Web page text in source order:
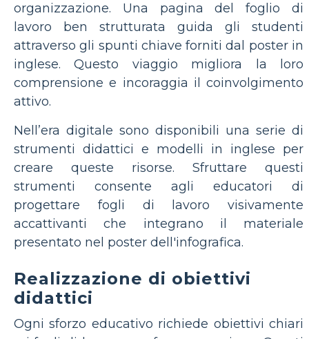
organizzazione. Una pagina del foglio di
lavoro ben strutturata guida gli studenti
attraverso gli spunti chiave forniti dal poster in
inglese. Questo viaggio migliora la loro
comprensione e incoraggia il coinvolgimento
attivo.
Nell’era digitale sono disponibili una serie di
strumenti didattici e modelli in inglese per
creare queste risorse. Sfruttare questi
strumenti consente agli educatori di
progettare fogli di lavoro visivamente
accattivanti che integrano il materiale
presentato nel poster dell'infografica.
Realizzazione di obiettivi
didattici
Ogni sforzo educativo richiede obiettivi chiari